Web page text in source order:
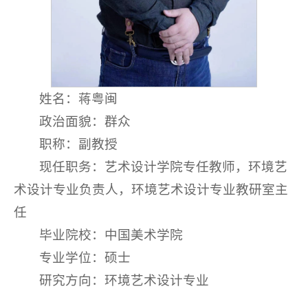
姓名：蒋粤闽
政治面貌：群众
职称：副教授
现任职务：艺术设计学院专任教师，环境艺
术设计专业负责人，环境艺术设计专业教研室主
任
毕业院校：中国美术学院
专业学位：硕士
研究方向：环境艺术设计专业